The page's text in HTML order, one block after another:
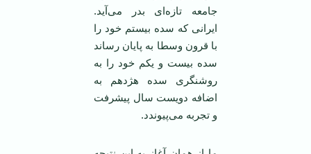
جامعه تازه‌ای بدر می‌آید.
ایرانی که سده بیستم خود را
با قرون وسطا به پایان رساند
سده بیست و یکم خود را به
روشنگری سده هژدهم به
اضافه دویست سال پیشرفت
و تجربه می‌پیوندد.